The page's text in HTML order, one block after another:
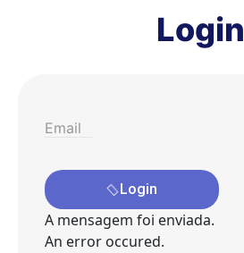
Login
Login
A mensagem foi enviada.
An error occured.